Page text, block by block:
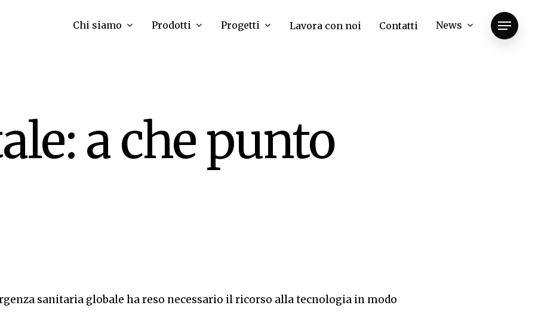
Chi siamo Prodotti Progetti Lavora con noi Contatti News Menu
a che punto
sanitaria globale ha reso necessario il ricorso alla tecnologia in modo